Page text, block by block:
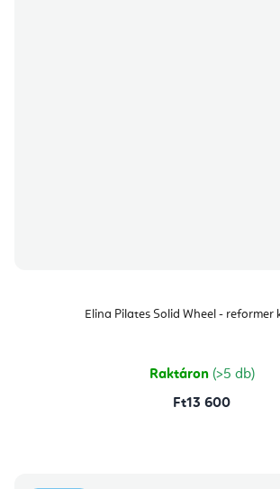
Elina Pilates Solid Wheel - reformer
Raktáron (>5 db)
Ft13 600